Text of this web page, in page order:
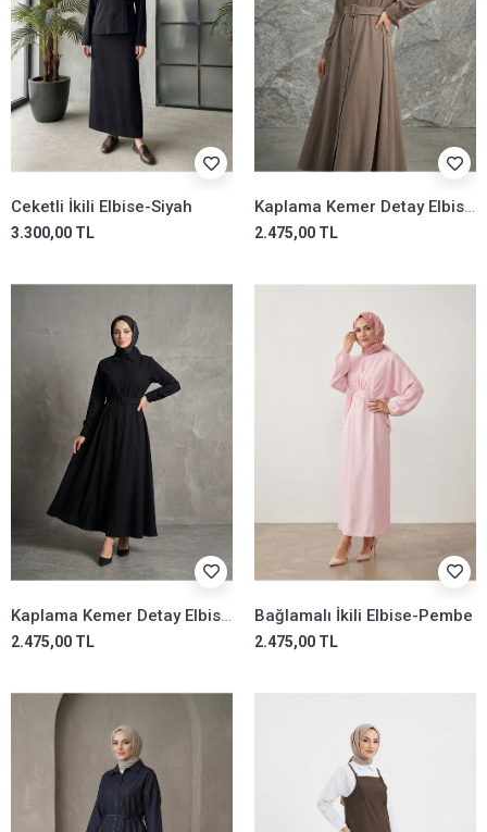
Ceketli İkili Elbise-Siyah
3.300,00 TL
Kaplama Kemer Detay Elbise-Duman
2.475,00 TL
Kaplama Kemer Detay Elbise-Siyah
2.475,00 TL
Bağlamalı İkili Elbise-Pembe
2.475,00 TL